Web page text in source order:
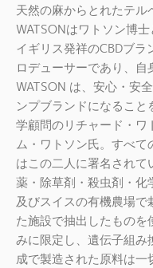
天然の麻からとれたテル
WATSONはワトソン博
イギリス発祥のCBDブ
ロデューサーであり、
WATSON は、安心・安
ンプブランドになるこ
学顧問のリチャード・ワ
ム・ワトソン氏。すべ
はこの二人に署名され
薬・除草剤・殺虫剤・化
及びスイスの有機農場
た施設で抽出したもの
みに限定し、遺伝子組
成で製造された原料は